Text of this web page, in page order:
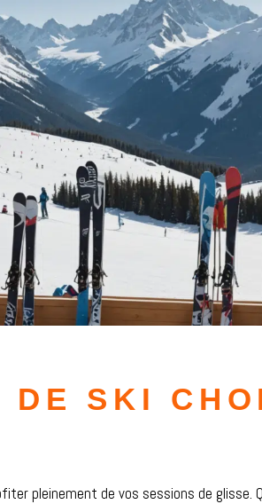
SKI
pleinement de vos sessions de glisse.